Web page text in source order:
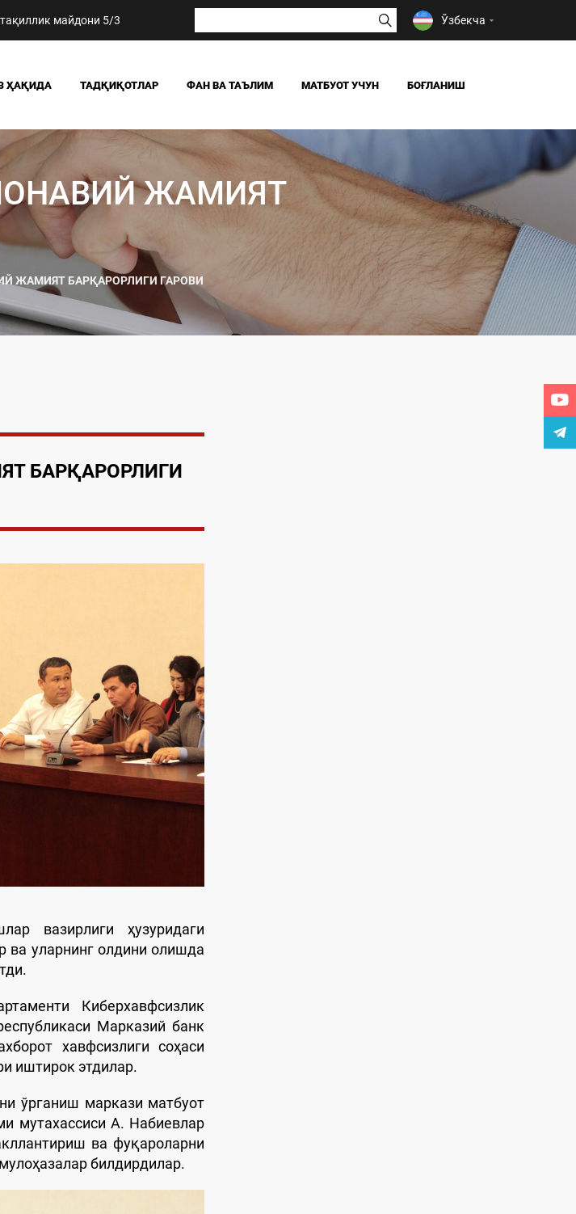
майдони 5/3 Ўзбекча
ҲАҚИДА
ЮТУҚЛАРИМИЗ
ТУЗИЛМАСИ
ТАДҚИҚОТЛАР
ЖАМИЯТ
СИЁСАТ ВА ҲУҚУҚ
DIGITAL СОЦИОЛОГИЯ
ФАН ВА ТАЪЛИМ МАТБУОТ УЧУН
ЯНГИЛИКЛАР
БОҒЛАНИШ
ЖАМИЯТ
ЖАМИЯТ БАРҚАРОРЛИГИ ГАРОВИ
БАРҚАРОРЛИГИ
вазирлиги ҳузуридаги
ва уларнинг олдини олишда
Киберхавфсизлик
Марказий банк
хавфсизлиги соҳаси
иштирок этдилар.
ўрганиш маркази матбуот
мутахассиси А. Набиевлар
ва фуқароларни
билдирдилар.